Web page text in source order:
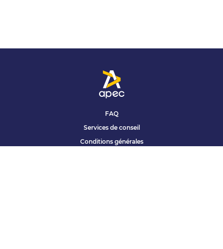
FAQ
Services de conseil
Conditions générales